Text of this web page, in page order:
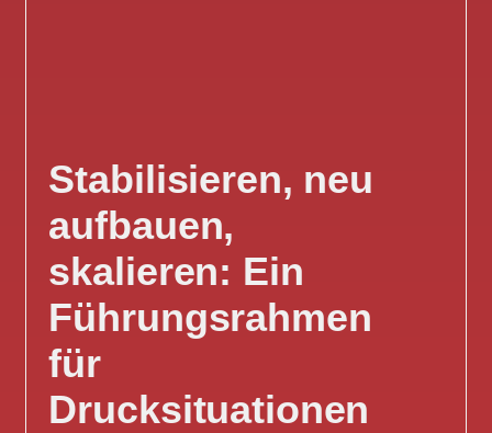
Stabilisieren, neu
aufbauen,
skalieren: Ein
Führungsrahmen
für
Drucksituationen